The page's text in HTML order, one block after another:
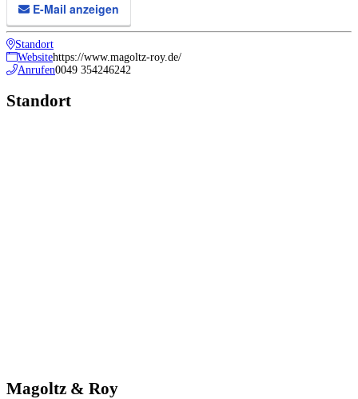
E-Mail anzeigen
Standort
Websitehttps://www.magoltz-roy.de/
Anrufen0049 354246242
Standort
Magoltz & Roy